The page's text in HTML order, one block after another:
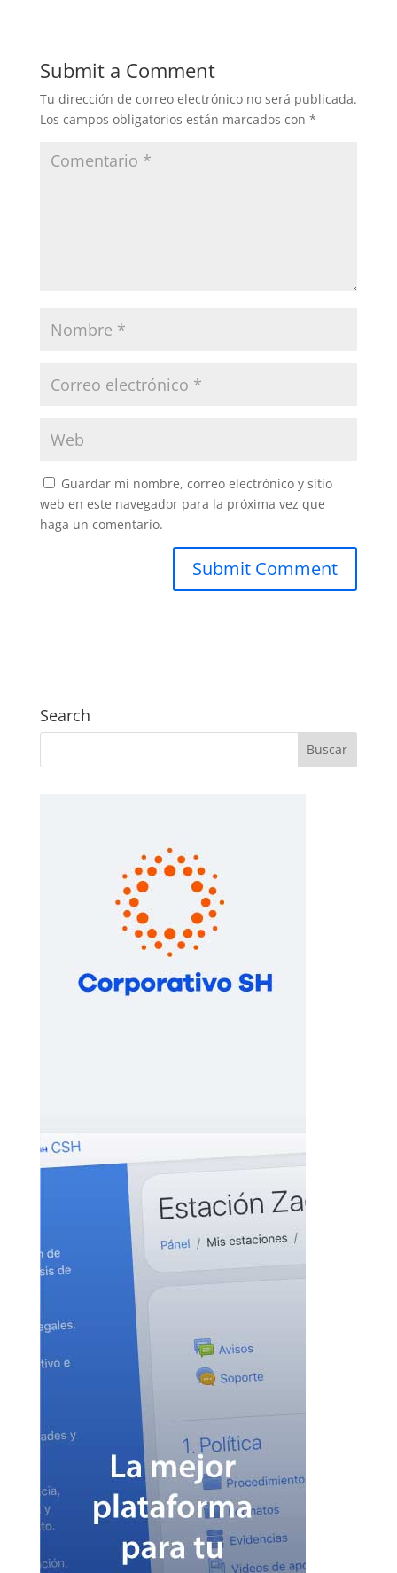
Submit a Comment
Tu dirección de correo electrónico no será publicada.
Los campos obligatorios están marcados con *
Guardar mi nombre, correo electrónico y sitio
web en este navegador para la próxima vez que
haga un comentario.
Search